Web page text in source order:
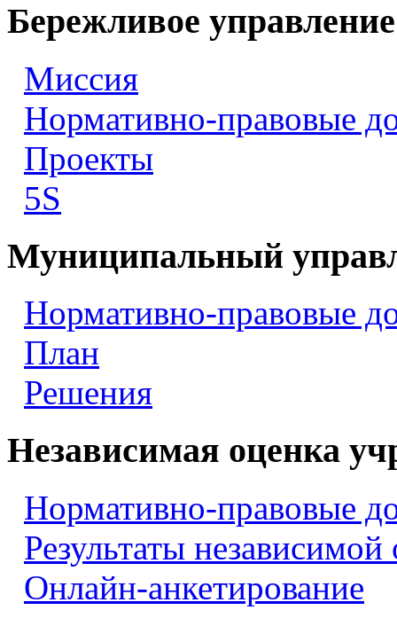
Бережливое управление
Миссия
Нормативно-правовые
Проекты
5S
Муниципальный
Нормативно-правовые
План
Решения
Независимая оценка
Нормативно-правовые
Результаты независимой
Онлайн-анкетирование